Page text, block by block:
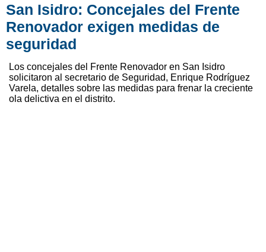
San Isidro: Concejales del Frente
Renovador exigen medidas de
seguridad
Los concejales del Frente Renovador en San Isidro
solicitaron al secretario de Seguridad, Enrique Rodríguez
Varela, detalles sobre las medidas para frenar la creciente
ola delictiva en el distrito.